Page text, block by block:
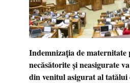
Indemnizația de maternitate
necăsătorite și neasigurate
din venitul asigurat al